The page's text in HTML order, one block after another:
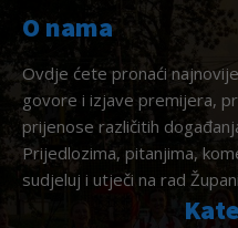
O nama
Ovdje ćete pronaći
govore i izjave premijera,
prijenose različitih
Prijedlozima, pitanjima,
sudjeluj i utječi na rad